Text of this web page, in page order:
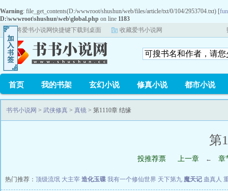
Warning: file_get_contents(D:/wwwroot/shushun/web/files/article/txt/0/104/2953704.txt) [
D:\wwwroot\shushun\web\global.php on line 1183
将爱书小说网快捷键下载到桌面
收藏爱书小说网
首页 我的书架 玄幻小说 修真小说 都市小说
书书小说网 > 武侠修真 > 真镜 > 第1110章 结缘
第
投推荐票 上一章 ← 章
热门推荐： 顶级流氓 大主宰 造化玉碟 我有一个修仙世界 天下第九 魔天记 蛊真人